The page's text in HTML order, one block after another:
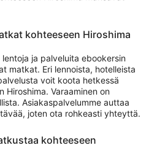
kohteeseen Hiroshima
ja palveluita ebookersin
matkat. Eri lennoista, hotelleista
voit koota hetkessä
Hiroshima. Varaaminen on
Asiakaspalvelumme auttaa
joten ota rohkeasti yhteyttä.
kohteeseen